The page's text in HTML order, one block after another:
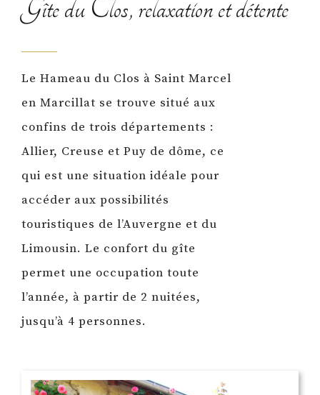
Gîte du Clos, relaxation et détente
Le Hameau du Clos à Saint Marcel
en Marcillat se trouve situé aux
confins de trois départements :
Allier, Creuse et Puy de dôme, ce
qui est une situation idéale pour
accéder aux possibilités
touristiques de l’Auvergne et du
Limousin. Le confort du gîte
permet une occupation toute
l’année, à partir de 2 nuitées,
jusqu’à 4 personnes.